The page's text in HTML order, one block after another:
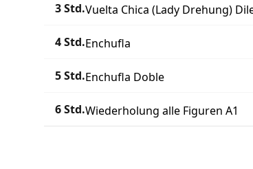
3 Std.Vuelta Chica (Lady Drehung)
4 Std.Enchufla
5 Std.Enchufla Doble
6 Std.Wiederholung alle Figuren A1